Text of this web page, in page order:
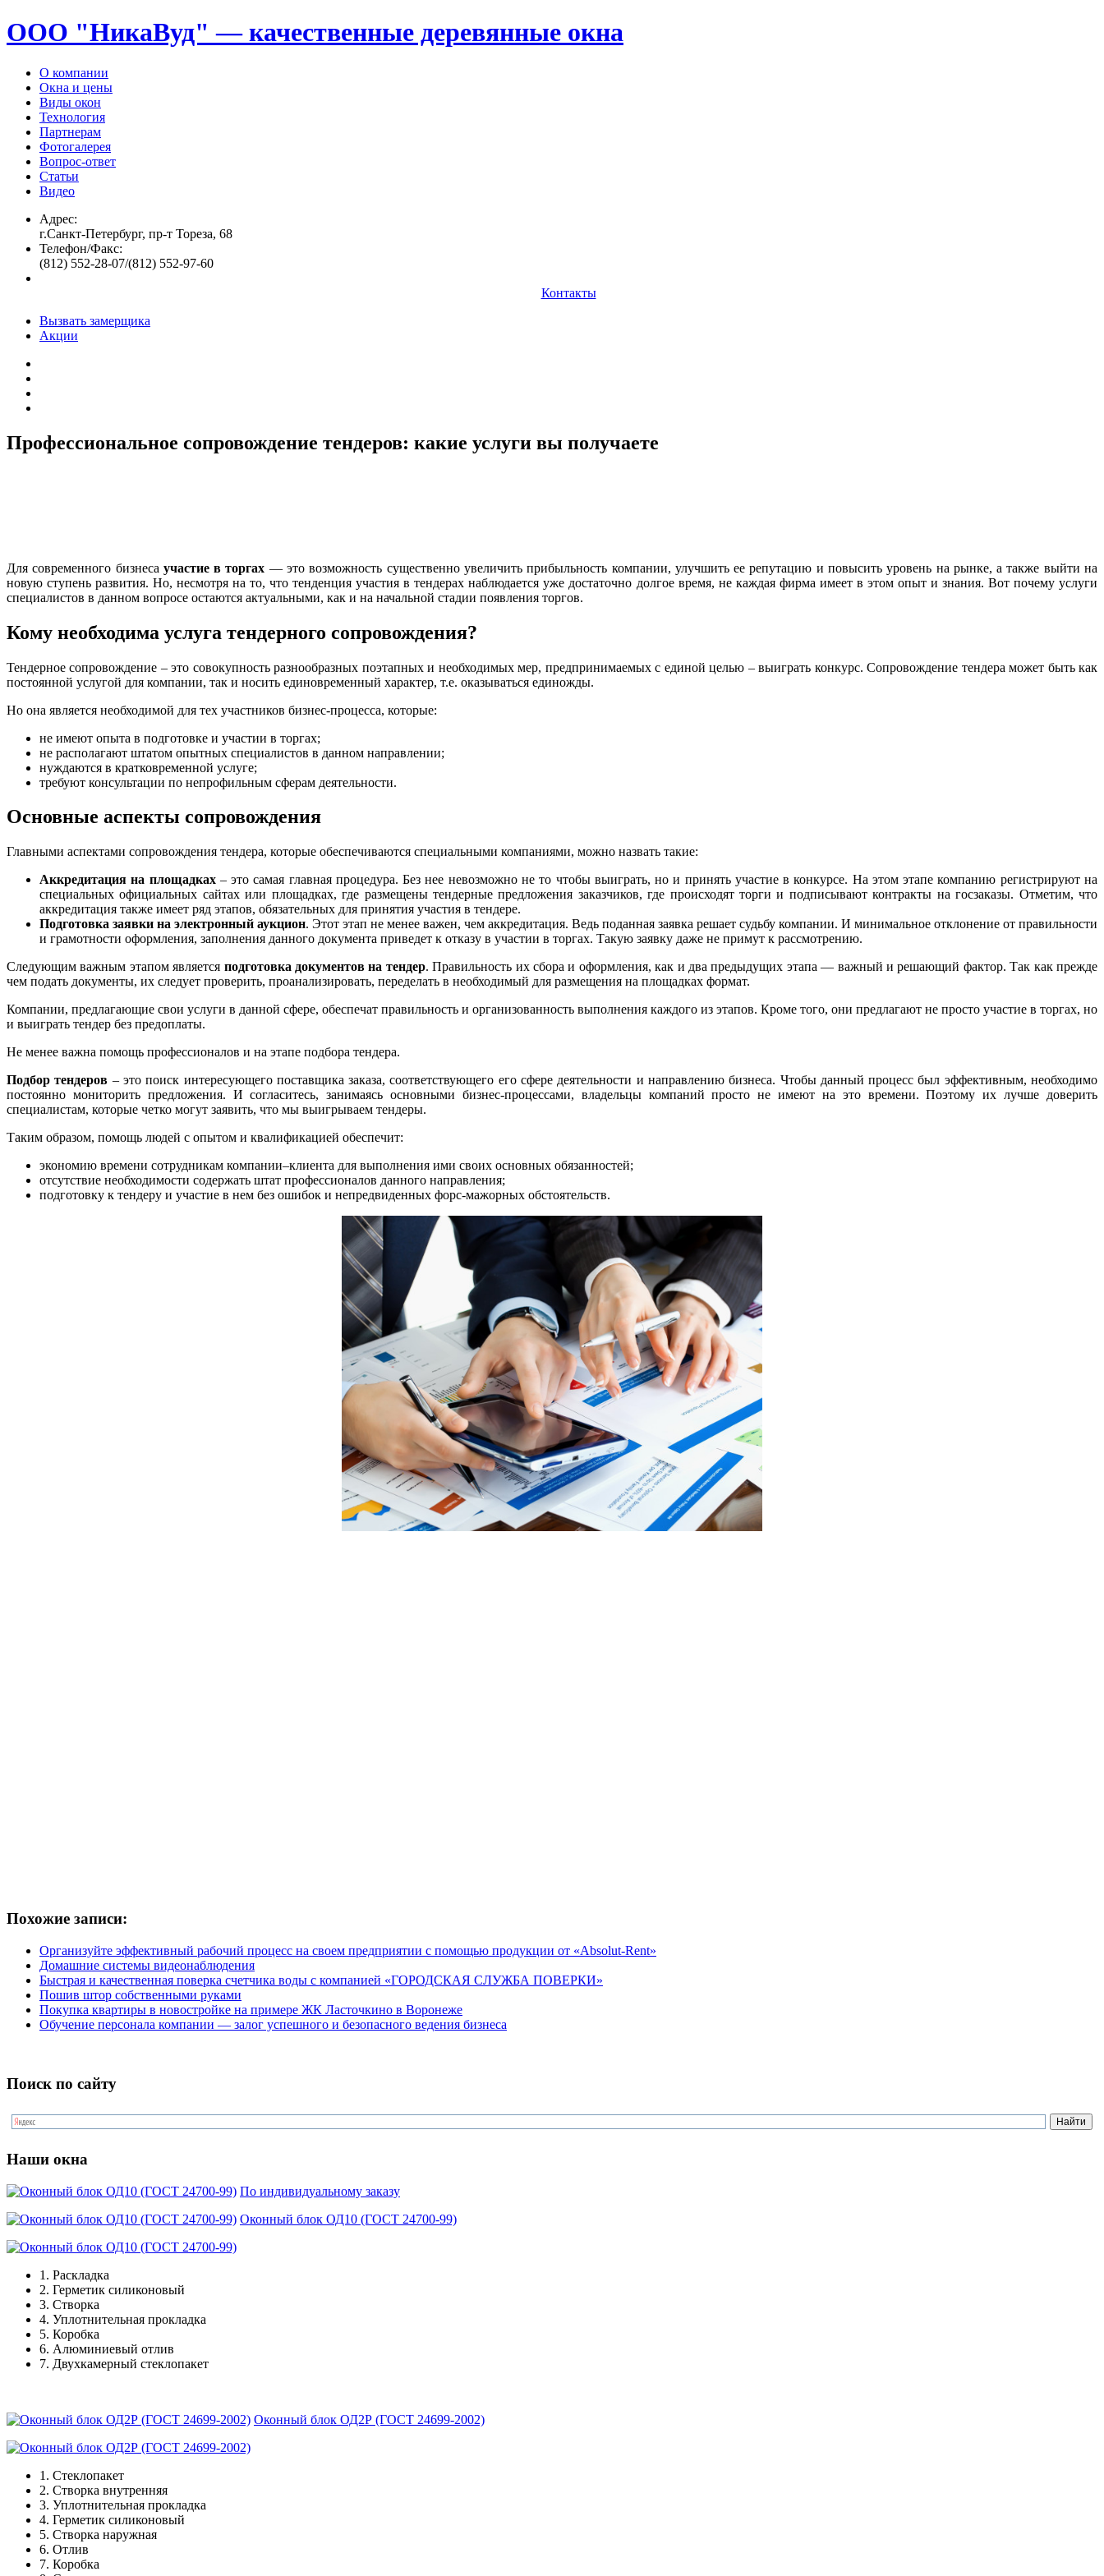
ООО "НикаВуд" — качественные деревянные окна
О компании
Окна и цены
Виды окон
Технология
Партнерам
Фотогалерея
Вопрос-ответ
Статьи
Видео
Адрес:
г.Санкт-Петербург, пр-т Тореза, 68
Телефон/Факс:
(812) 552-28-07/(812) 552-97-60
Контакты
Вызвать замерщика
Акции
Профессиональное сопровождение тендеров: какие услуги вы получаете
Для современного бизнеса участие в торгах — это возможность существенно увеличить прибыльность компании, улучшить ее репутацию и повысить уровень на рынке, а также выйти на
новую ступень развития. Но, несмотря на то, что тенденция участия в тендерах наблюдается уже достаточно долгое время, не каждая фирма имеет в этом опыт и знания. Вот почему услуги
специалистов в данном вопросе остаются актуальными, как и на начальной стадии появления торгов.
Кому необходима услуга тендерного сопровождения?
Тендерное сопровождение – это совокупность разнообразных поэтапных и необходимых мер, предпринимаемых с единой целью – выиграть конкурс. Сопровождение тендера может быть как
постоянной услугой для компании, так и носить единовременный характер, т.е. оказываться единожды.
Но она является необходимой для тех участников бизнес-процесса, которые:
не имеют опыта в подготовке и участии в торгах;
не располагают штатом опытных специалистов в данном направлении;
нуждаются в кратковременной услуге;
требуют консультации по непрофильным сферам деятельности.
Основные аспекты сопровождения
Главными аспектами сопровождения тендера, которые обеспечиваются специальными компаниями, можно назвать такие:
Аккредитация на площадках– это самая главная процедура. Без нее невозможно не то чтобы выиграть, но и принять участие в конкурсе. На этом этапе компанию регистрируют на
специальных официальных сайтах или площадках, где размещены тендерные предложения заказчиков, где происходят торги и подписывают контракты на госзаказы. Отметим, что
аккредитация также имеет ряд этапов, обязательных для принятия участия в тендере.
Подготовка заявки на электронный аукцион. Этот этап не менее важен, чем аккредитация. Ведь поданная заявка решает судьбу компании. И минимальное отклонение от правильности
и грамотности оформления, заполнения данного документа приведет к отказу в участии в торгах. Такую заявку даже не примут к рассмотрению.
Следующим важным этапом является подготовка документов на тендер. Правильность их сбора и оформления, как и два предыдущих этапа — важный и решающий фактор. Так как прежде
чем подать документы, их следует проверить, проанализировать, переделать в необходимый для размещения на площадках формат.
Компании, предлагающие свои услуги в данной сфере, обеспечат правильность и организованность выполнения каждого из этапов. Кроме того, они предлагают не просто участие в торгах, но
и выиграть тендер без предоплаты.
Не менее важна помощь профессионалов и на этапе подбора тендера.
Подбор тендеров – это поиск интересующего поставщика заказа, соответствующего его сфере деятельности и направлению бизнеса. Чтобы данный процесс был эффективным, необходимо
постоянно мониторить предложения. И согласитесь, занимаясь основными бизнес-процессами, владельцы компаний просто не имеют на это времени. Поэтому их лучше доверить
специалистам, которые четко могут заявить, что мы выигрываем тендеры.
Таким образом, помощь людей с опытом и квалификацией обеспечит:
экономию времени сотрудникам компании–клиента для выполнения ими своих основных обязанностей;
отсутствие необходимости содержать штат профессионалов данного направления;
подготовку к тендеру и участие в нем без ошибок и непредвиденных форс-мажорных обстоятельств.
Похожие записи:
Организуйте эффективный рабочий процесс на своем предприятии с помощью продукции от «Absolut-Rent»
Домашние системы видеонаблюдения
Быстрая и качественная поверка счетчика воды с компанией «ГОРОДСКАЯ СЛУЖБА ПОВЕРКИ»
Пошив штор собственными руками
Покупка квартиры в новостройке на примере ЖК Ласточкино в Воронеже
Обучение персонала компании — залог успешного и безопасного ведения бизнеса
Поиск по сайту
Наши окна
По индивидуальному заказу
Оконный блок ОД10 (ГОСТ 24700-99)
1. Раскладка
2. Герметик силиконовый
3. Створка
4. Уплотнительная прокладка
5. Коробка
6. Алюминиевый отлив
7. Двухкамерный стеклопакет
Оконный блок ОД2Р (ГОСТ 24699-2002)
1. Стеклопакет
2. Створка внутренняя
3. Уплотнительная прокладка
4. Герметик силиконовый
5. Створка наружная
6. Отлив
7. Коробка